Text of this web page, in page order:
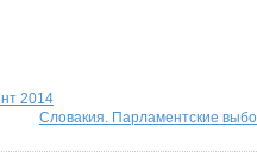
2014
Словакия. Парламентские